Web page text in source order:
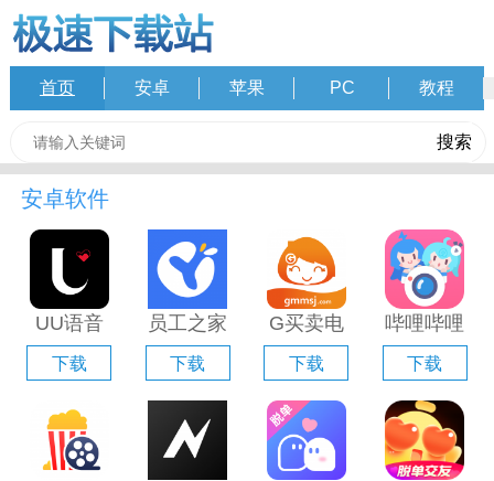
首页 安卓 苹果 PC 教程
安卓软件
UU语音
电脑版
「含模拟
器」
下载
员工之家
电脑版
「含模拟
下载
G买卖电
脑版「含
模拟器」
下载
哔哩哔哩
直播姬电
脑版「含
模拟器」
下载